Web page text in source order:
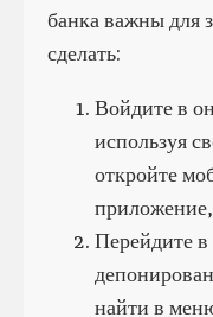
банка важны для
сделать:
Войдите в
используя
откройте
Перейдите в
найти в